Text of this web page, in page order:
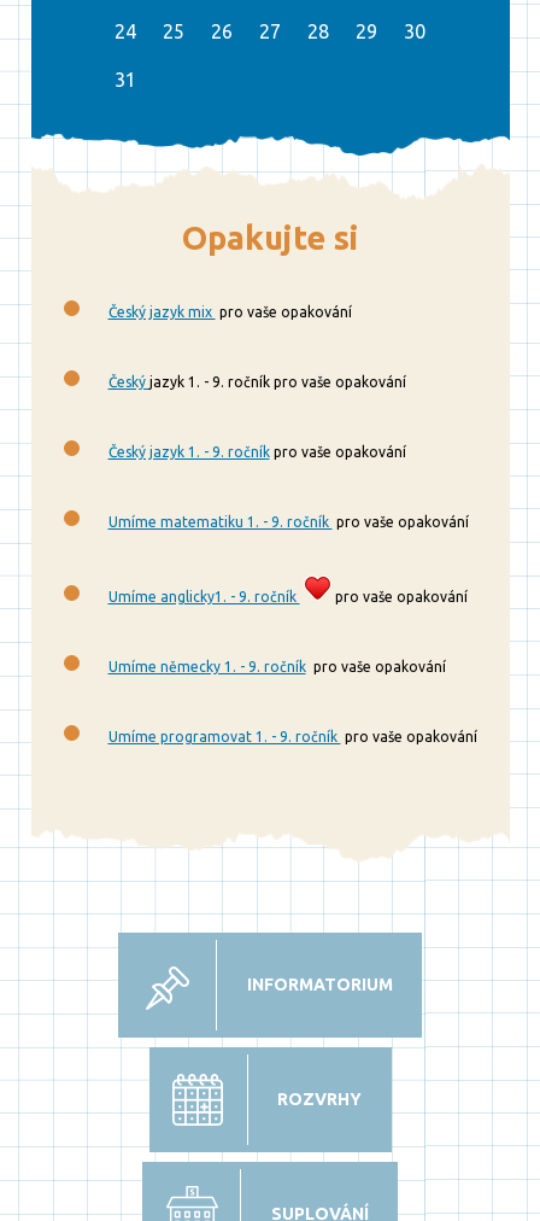
24 25 26 27 28 29 30
31
Opakujte si
Český jazyk mix pro vaše opakování
Český jazyk 1. - 9. ročník pro vaše opakování
Český jazyk 1. - 9. ročníkpro vaše opakování
Umíme matematiku 1. - 9. ročník pro vaše opakování
Umíme anglicky1. - 9. ročník pro vaše opakování
Umíme německy 1. - 9. ročníkpro vaše opakování
Umíme programovat 1. - 9. ročník pro vaše opakování
INFORMATORIUM
ROZVRHY
SUPLOVÁNÍ